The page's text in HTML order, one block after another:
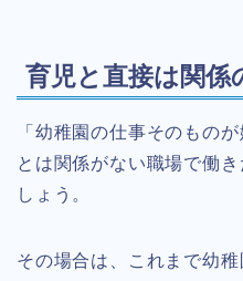
育児と直接は関係
「幼稚園の仕事そのもの
とは関係がない職場で働
しょう。
その場合は、これまで幼